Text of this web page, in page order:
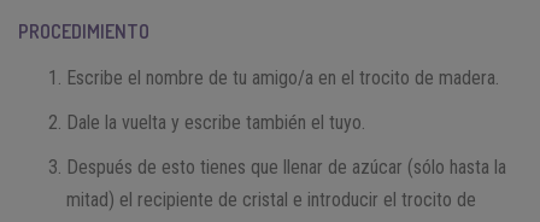
PROCEDIMIENTO
Escribe el nombre de tu amigo/a en el trocito de madera.
Dale la vuelta y escribe también el tuyo.
Después de esto tienes que llenar de azúcar (sólo hasta la
mitad) el recipiente de cristal e introducir el trocito de